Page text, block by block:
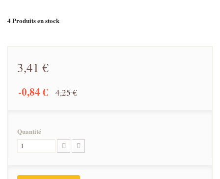
4Produits en stock
3,41 €
-0,84 € 4,25 €
Quantité